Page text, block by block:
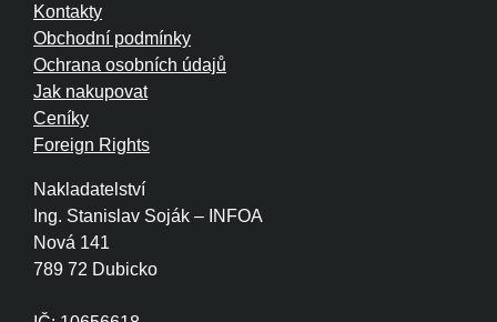
Nakladatelství
Ing. Stanislav Soják – INFOA
Nová 141
789 72 Dubicko
Kontakty
Obchodní podmínky
Ochrana osobních údajů
Jak nakupovat
Ceníky
Foreign Rights